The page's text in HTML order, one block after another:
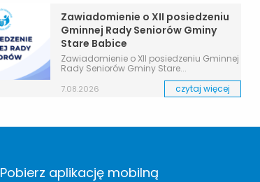
Zawiadomienie o XII posiedzeniu
Gminnej Rady Seniorów Gminy
Stare Babice
Zawiadomienie o XII posiedzeniu Gminnej
Rady Seniorów Gminy Stare...
7.08.2026 czytaj więcej
Pobierz aplikację mobilną